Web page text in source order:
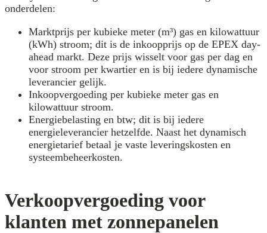
onderdelen:
Marktprijs per kubieke meter (m³) gas en kilowattuur
(kWh) stroom; dit is de inkoopprijs op de EPEX day-
ahead markt. Deze prijs wisselt voor gas per dag en
voor stroom per kwartier en is bij iedere dynamische
leverancier gelijk.
Inkoopvergoeding per kubieke meter gas en
kilowattuur stroom.
Energiebelasting en btw; dit is bij iedere
energieleverancier hetzelfde. Naast het dynamisch
energietarief betaal je vaste leveringskosten en
systeembeheerkosten.
Verkoopvergoeding voor
klanten met zonnepanelen